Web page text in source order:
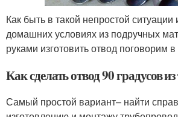
Как быть в такой непростой
домашних условиях из подручных
руками изготовить отвод поговорим
Как сделать отвод 90 градусов
Самый простой вариант– найти